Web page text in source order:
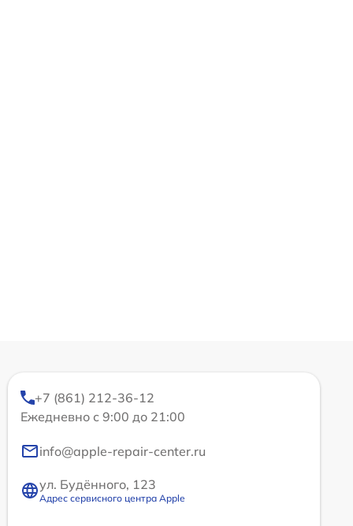
+7 (861) 212-36-12
Ежедневно с 9:00 до 21:00
info@apple-repair-center.ru
ул. Будённого, 123
Адрес сервисного центра Apple